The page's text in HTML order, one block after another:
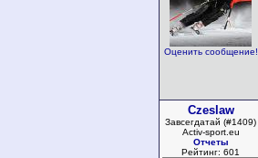
Оценить сообщение!
Czeslaw
Завсегдатай (#1409)
Activ-sport.eu
Отчеты
Рейтинг: 601